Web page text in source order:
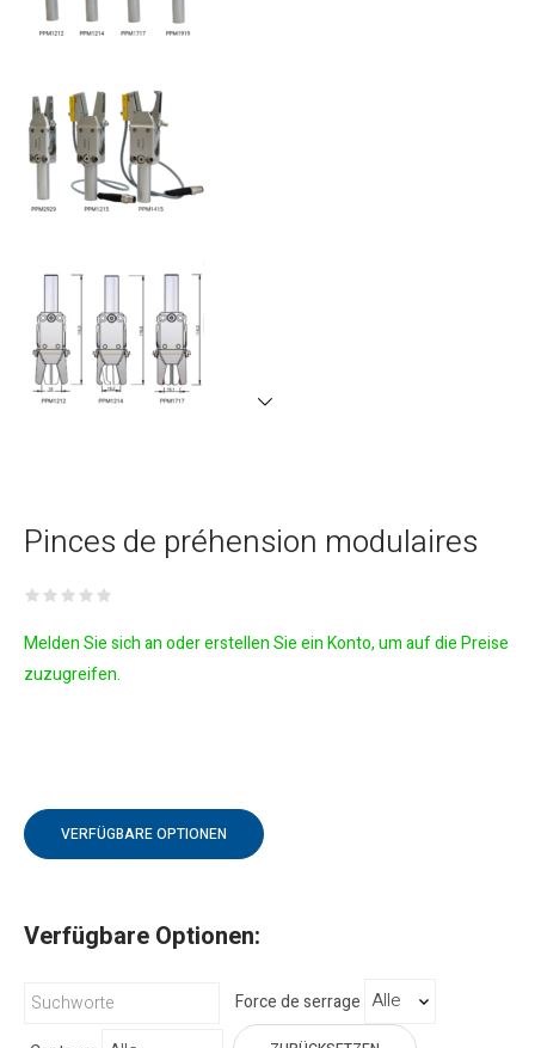
Pinces de préhension modulaires
Melden Sie sich an oder erstellen Sie ein Konto, um auf die Preise
zuzugreifen.
VERFÜGBARE OPTIONEN
Verfügbare Optionen:
Force de serrage